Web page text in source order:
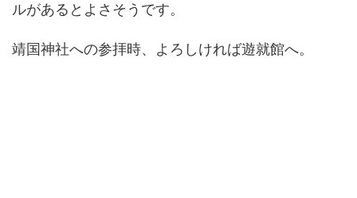
ルがあるとよさそうです。
靖国神社への参拝時、よろしければ遊就館へ。